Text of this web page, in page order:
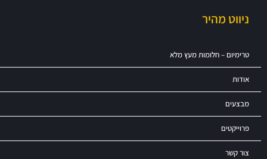
ניווט מהיר
טרימיום – חלומות מעץ מלא
אודות
מבצעים
פרוייקטים
צור קשר